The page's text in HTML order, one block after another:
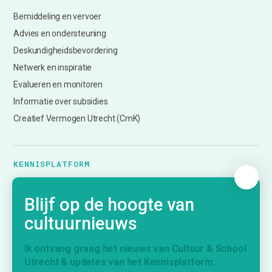
Bemiddeling en vervoer
Advies en ondersteuning
Deskundigheidsbevordering
Netwerk en inspiratie
Evalueren en monitoren
Informatie over subsidies
Creatief Vermogen Utrecht (CmK)
KENNISPLATFORM
Agenda
Inspiratie
Bijdrage indienen
Blijf op de hoogte van
cultuurnieuws
Ik ontvang graag het nieuws van Cultuur & School
Utrecht & updates van het Kennisplatform: